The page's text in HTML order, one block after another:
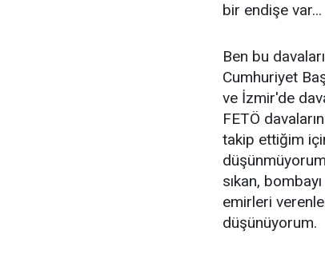
bir endişe var...
Ben bu
Cumhuriyet
ve İzmir'de
FETÖ
takip ettiğim
sıkan,
emirleri
düşünüyorum.